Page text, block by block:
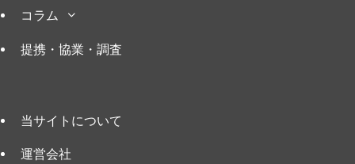
コラム
提携・協業・調査
当サイトについて
運営会社